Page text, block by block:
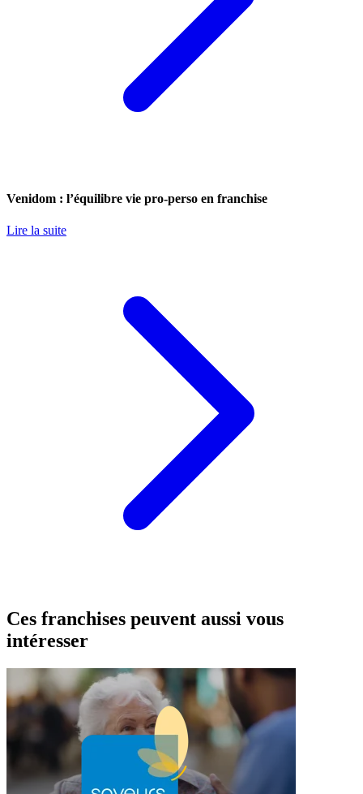
Venidom : l’équilibre vie pro-perso en franchise
Lire la suite
Ces franchises peuvent aussi vous
intéresser